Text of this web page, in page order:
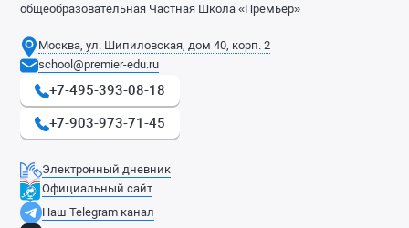
общеобразовательная Частная Школа «Премьер»
Москва, ул. Шипиловская, дом 40, корп. 2
+7-495-393-08-18
+7-903-973-71-45
school@premier-edu.ru
Электронный дневник
Официальный сайт
Наш Telegram канал